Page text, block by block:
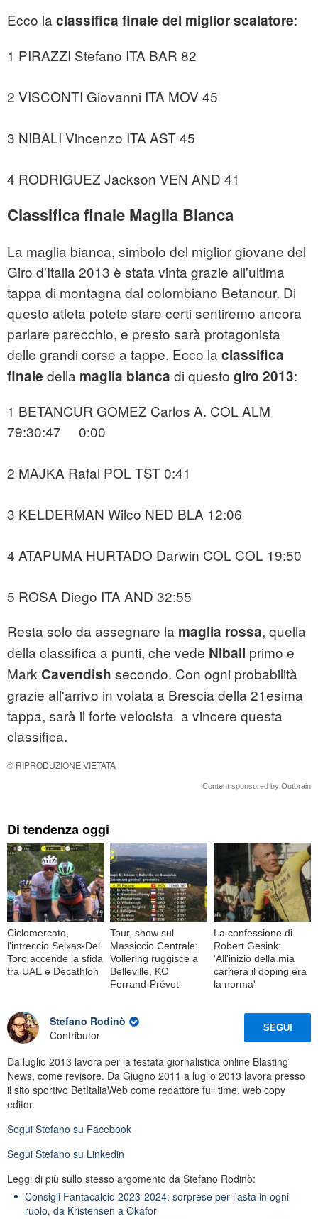
Ecco la classifica finale del miglior scalatore:
1 PIRAZZI Stefano ITA BAR 82
2 VISCONTI Giovanni ITA MOV 45
3 NIBALI Vincenzo ITA AST 45
4 RODRIGUEZ Jackson VEN AND 41
Classifica finale Maglia Bianca
La maglia bianca, simbolo del miglior giovane del
Giro d'Italia 2013 è stata vinta grazie all'ultima
tappa di montagna dal colombiano Betancur. Di
questo atleta potete stare certi sentiremo ancora
parlare parecchio, e presto sarà protagonista
delle grandi corse a tappe. Ecco la classifica
finale della maglia bianca di questo giro 2013:
1 BETANCUR GOMEZ Carlos A. COL ALM
79:30:47 0:00
2 MAJKA Rafal POL TST 0:41
3 KELDERMAN Wilco NED BLA 12:06
4 ATAPUMA HURTADO Darwin COL COL 19:50
5 ROSA Diego ITA AND 32:55
Resta solo da assegnare la maglia rossa, quella
della classifica a punti, che vede Nibali primo e
Mark Cavendish secondo. Con ogni probabilità
grazie all'arrivo in volata a Brescia della 21esima
tappa, sarà il forte velocista a vincere questa
classifica.
© RIPRODUZIONE VIETATA
Content sponsored by Outbrain
Di tendenza oggi
Ciclomercato,
l'intreccio Seixas-Del
Toro accende la sfida
tra UAE e Decathlon
Tour, show sul
Massiccio Centrale:
Vollering ruggisce a
Belleville, KO
Ferrand-Prévot
La confessione di
Robert Gesink:
'All'inizio della mia
carriera il doping era
la norma'
Stefano Rodinò
Contributor
SEGUI
Da luglio 2013 lavora per la testata giornalistica online Blasting
News, come revisore. Da Giugno 2011 a luglio 2013 lavora presso
il sito sportivo BetItaliaWeb come redattore full time, web copy
editor.
Segui Stefano su Facebook
Segui Stefano su Linkedin
Leggi di più sullo stesso argomento da Stefano Rodinò:
Consigli Fantacalcio 2023-2024: sorprese per l'asta in ogni
ruolo, da Kristensen a Okafor